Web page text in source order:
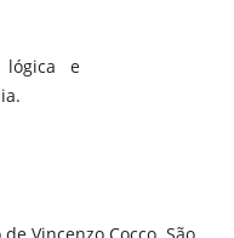
lógica e